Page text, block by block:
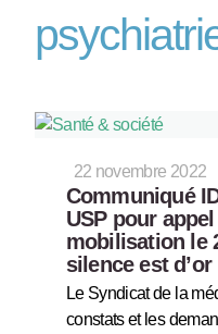
22 novembre 2022
Communiqué
USP pour
mobilisation le
silence est d’or
Le Syndicat de la
constats et les